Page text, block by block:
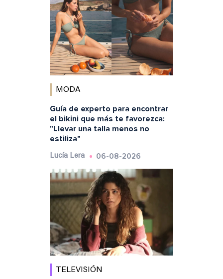
MODA
Guía de experto para encontrar
el bikini que más te favorezca:
"Llevar una talla menos no
estiliza"
Lucía Lera 06-08-2026
TELEVISIÓN